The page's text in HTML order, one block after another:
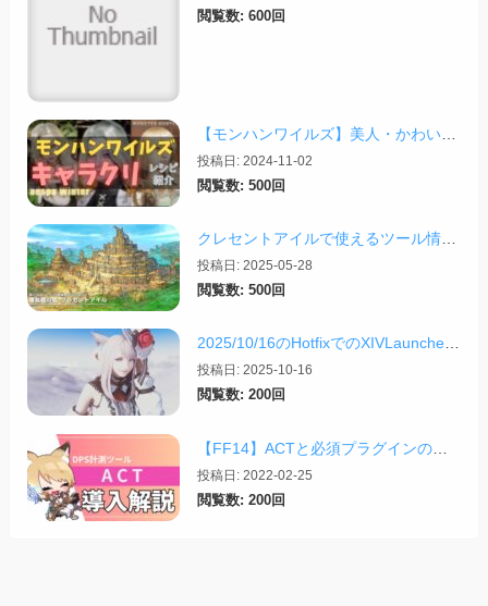
閲覧数: 600回
投稿日: 2024-11-02
閲覧数: 500回
クレセントアイルで使えるツール情報まとめ【2026/07/30更新】
投稿日: 2025-05-28
閲覧数: 500回
2025/10/16のHotfixでのXIVLauncherなどツールの話
投稿日: 2025-10-16
閲覧数: 200回
投稿日: 2022-02-25
閲覧数: 200回